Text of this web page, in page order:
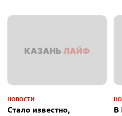
НОВОСТИ
Стало известно,
В